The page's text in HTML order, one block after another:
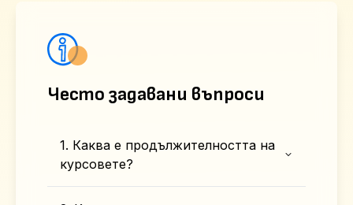
Често задавани въпроси
1. Каква е продължителността на
курсовете?